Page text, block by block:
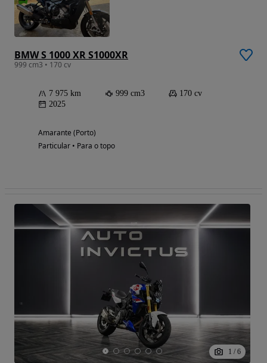
BMW S 1000 XR S1000XR
999 cm3 • 170 cv
7 975 km 999 cm3
170 cv
2025
Amarante (Porto)
Particular • Para o topo
1 / 6